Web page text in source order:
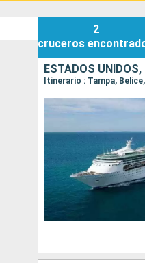
2
cruceros
ESTADOS UNIDOS,
Itinerario : Tampa,